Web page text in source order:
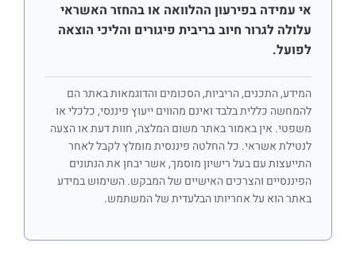
אי עמידה בפירעון ההלוואה או בהחזר האשראי
עלולה לגרור חיוב בריבית פיגורים והליכי הוצאה
לפועל.
המידע, התכנים, הריביות, הסכומים והדוגמאות באתר הם
להמחשה כללית בלבד ואינם מהווים ייעוץ פיננסי, כלכלי או
משפטי. אין באמור באתר משום המלצה, חוות דעת או הצעה
לנטילת אשראי. כל החלטה פיננסית מומלץ לקבל לאחר
התייעצות עם בעל רישיון מוסמך, אשר יבחן את הנתונים
הפיננסיים והצרכים האישיים של המבקש. השימוש במידע
באתר הוא על אחריותו הבלעדית של המשתמש.